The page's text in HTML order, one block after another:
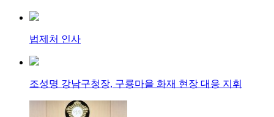
법제처 인사
조성명 강남구청장, 구룡마을 화재 현장 대응 지휘